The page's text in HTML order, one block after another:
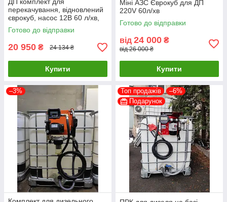
перекачування, відновлений
єврокуб, насос 12В 60 л/хв,
пістолет, лічильник, фільтр,
шланг
Готово до відправки
20 950 ₴ 24 134 ₴
Купити
Міні АЗС Єврокуб для ДП
220V 60л/хв
Готово до відправки
від 24 000 ₴
від 26 000 ₴
Купити
–3% Топ продажів
–6%
Подарунок